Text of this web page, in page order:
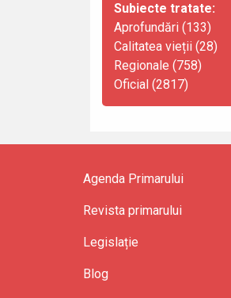
Subiecte tratate:
Aprofundări (133)
Calitatea vieții (28)
Regionale (758)
Oficial (2817)
Agenda Primarului
Revista primarului
Legislație
Blog